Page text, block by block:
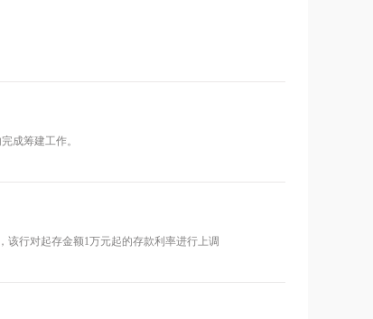
成筹建工作。
该行对起存金额1万元起的存款利率进行上调